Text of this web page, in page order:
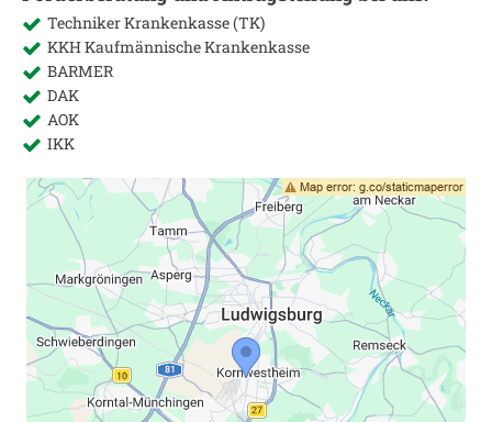
Techniker Krankenkasse (TK)
KKH Kaufmännische Krankenkasse
BARMER
DAK
AOK
IKK